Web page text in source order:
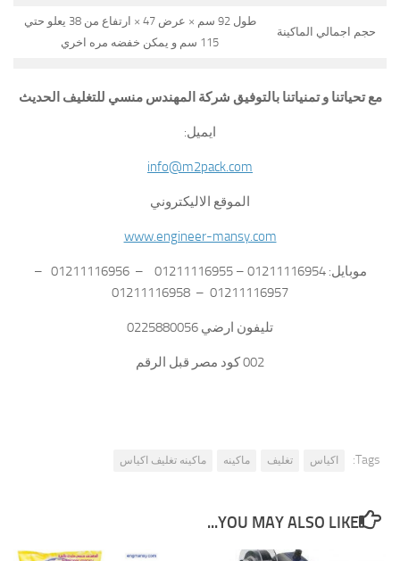
حجم اجمالي الماكينة
طول 92 سم × عرض 47 × ارتفاع من 38 يعلو حتي
115 سم و يمكن خفضه مره اخري
مع تحياتنا و تمنياتنا بالتوفيق شركة المهندس منسي للتغليف الحديث
ايميل:
info@m2pack.com
الموقع الاليكتروني
www.engineer-mansy.com
موبايل: 01211116954 – 01211116955 – 01211116956 –
01211116957 – 01211116958
تليفون ارضي 0225880056
002 كود مصر قبل الرقم
Tags: اكياس تغليف ماكينه ماكينه تغليف اكياس
YOU MAY ALSO LIKE...